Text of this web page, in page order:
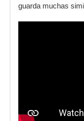
guarda muchas